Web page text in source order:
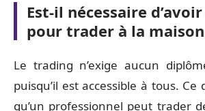
Est-il nécessaire
pour trader à la maison
Le trading n’exige aucun
puisqu’il est accessible à tous. Ce
qu’un professionnel peut trader